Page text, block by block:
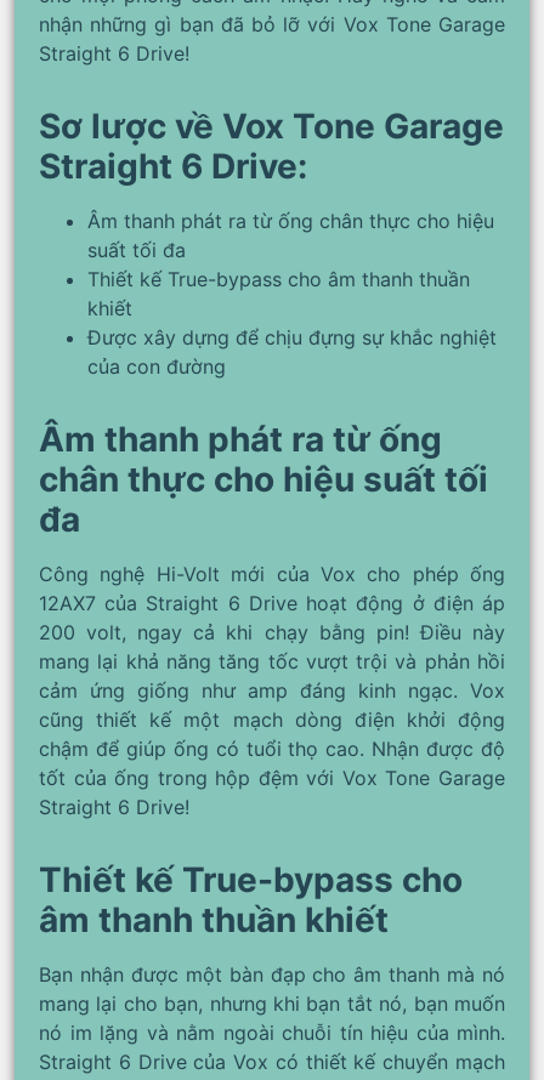
nhận những gì bạn đã bỏ lỡ với Vox Tone Garage
Straight 6 Drive!
Sơ lược về Vox Tone Garage
Straight 6 Drive:
Âm thanh phát ra từ ống chân thực cho hiệu
suất tối đa
Thiết kế True-bypass cho âm thanh thuần
khiết
Được xây dựng để chịu đựng sự khắc nghiệt
của con đường
Âm thanh phát ra từ ống
chân thực cho hiệu suất tối
đa
Công nghệ Hi-Volt mới của Vox cho phép ống
12AX7 của Straight 6 Drive hoạt động ở điện áp
200 volt, ngay cả khi chạy bằng pin! Điều này
mang lại khả năng tăng tốc vượt trội và phản hồi
cảm ứng giống như amp đáng kinh ngạc. Vox
cũng thiết kế một mạch dòng điện khởi động
chậm để giúp ống có tuổi thọ cao. Nhận được độ
tốt của ống trong hộp đệm với Vox Tone Garage
Straight 6 Drive!
Thiết kế True-bypass cho
âm thanh thuần khiết
Bạn nhận được một bàn đạp cho âm thanh mà nó
mang lại cho bạn, nhưng khi bạn tắt nó, bạn muốn
nó im lặng và nằm ngoài chuỗi tín hiệu của mình.
Straight 6 Drive của Vox có thiết kế chuyển mạch